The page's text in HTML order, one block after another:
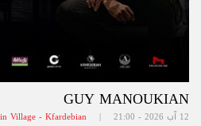
GUY MANOUKIAN
12 آب 2026 - 21:00 | Village - Kfardebian